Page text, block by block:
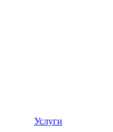
Услуги